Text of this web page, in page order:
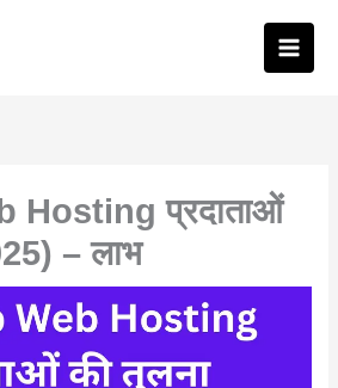
Hosting प्रदाताओं
– लाभ